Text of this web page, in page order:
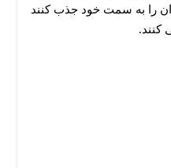
را به سمت خود جذب کنند
کنند.